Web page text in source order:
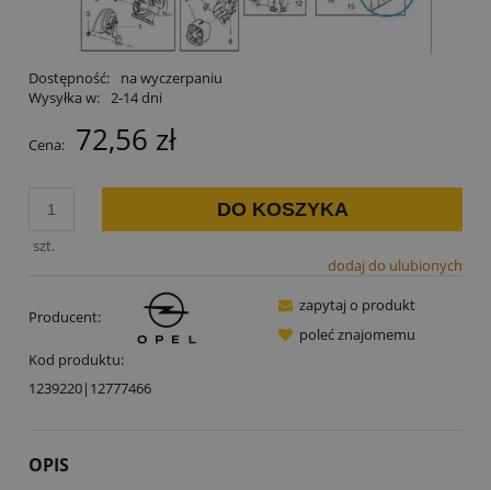
Dostępność:
na wyczerpaniu
Wysyłka w: 2-14 dni
Cena: 72,56 zł
szt.
DO KOSZYKA
dodaj do ulubionych
Producent:
Kod produktu:
1239220|12777466
zapytaj o produkt
poleć znajomemu
OPIS